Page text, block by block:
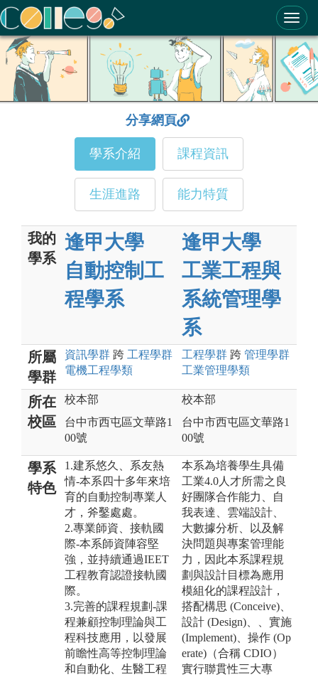
ColleGo! 大學選才與高中育才輔助系統
分享網頁
學系介紹 課程資訊
生涯進路 能力特質
我的
學系
逢甲大學
自動控制工
程學系
逢甲大學
工業工程與
系統管理學
系
所屬
學群
資訊學群 跨 工程學群
電機工程學類
工程學群 跨 管理學群
工業管理學類
所在
校區
校本部
台中市西屯區文華路1
00號
校本部
台中市西屯區文華路1
00號
學系
特色
1.建系悠久、系友熱
情-本系四十多年來培
育的自動控制專業人
才，斧鑿處處。
2.專業師資、接軌國
際-本系師資陣容堅
強，並持續通過IEET
工程教育認證接軌國
際。
3.完善的課程規劃-課
程兼顧控制理論與工
程科技應用，以發展
前瞻性高等控制理論
和自動化、生醫工程
本系為培養學生具備
工業4.0人才所需之良
好團隊合作能力、自
我表達、雲端設計、
大數據分析、以及解
決問題與專案管理能
力，因此本系課程規
劃與設計目標為應用
模組化的課程設計，
搭配構思 (Conceive)、
設計 (Design)、、實施
(Implement)、操作 (Op
erate)（合稱 CDIO）
實行聯貫性三大專